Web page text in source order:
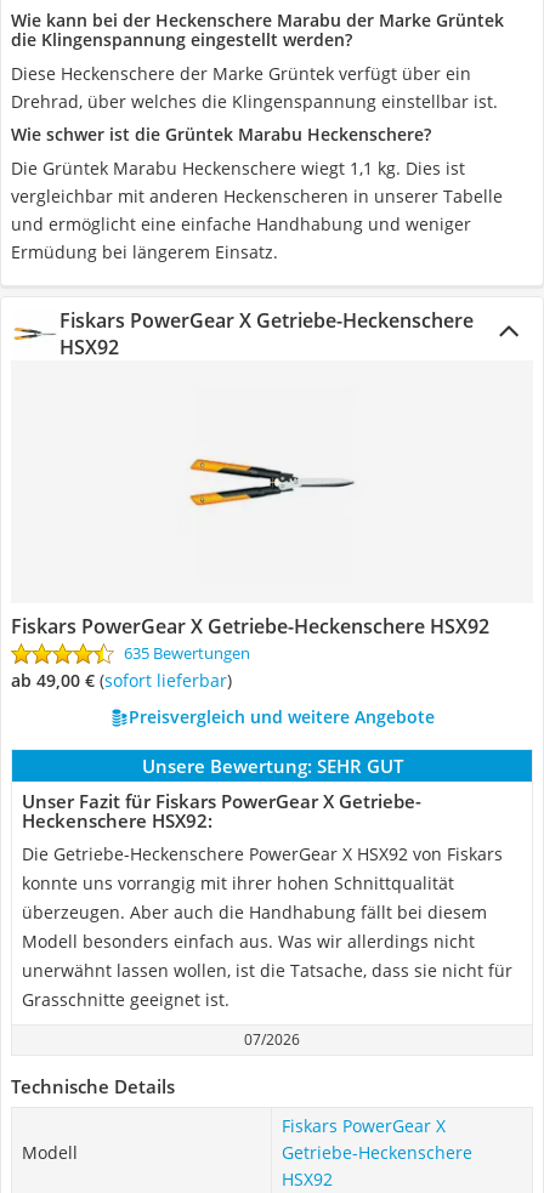
Wie kann bei der Heckenschere Marabu der Marke Grüntek
die Klingenspannung eingestellt werden?
Diese Heckenschere der Marke Grüntek verfügt über ein
Drehrad, über welches die Klingenspannung einstellbar ist.
Wie schwer ist die Grüntek Marabu Heckenschere?
Die Grüntek Marabu Heckenschere wiegt 1,1 kg. Dies ist
vergleichbar mit anderen Heckenscheren in unserer Tabelle
und ermöglicht eine einfache Handhabung und weniger
Ermüdung bei längerem Einsatz.
Fiskars PowerGear X Getriebe-Heckenschere
HSX92
Fiskars PowerGear X Getriebe-Heckenschere HSX92
635 Bewertungen
ab 49,00 € ( Sofort lieferbar)
Preisvergleich und weitere Angebote
Unsere Bewertung: SEHR GUT
Unser Fazit für Fiskars PowerGear X Getriebe-
Heckenschere HSX92:
Die Getriebe-Heckenschere PowerGear X HSX92 von Fiskars
konnte uns vorrangig mit ihrer hohen Schnittqualität
überzeugen. Aber auch die Handhabung fällt bei diesem
Modell besonders einfach aus. Was wir allerdings nicht
unerwähnt lassen wollen, ist die Tatsache, dass sie nicht für
Grasschnitte geeignet ist.
07/2026
Technische Details
Modell
Fiskars PowerGear X
Getriebe-Heckenschere
HSX92